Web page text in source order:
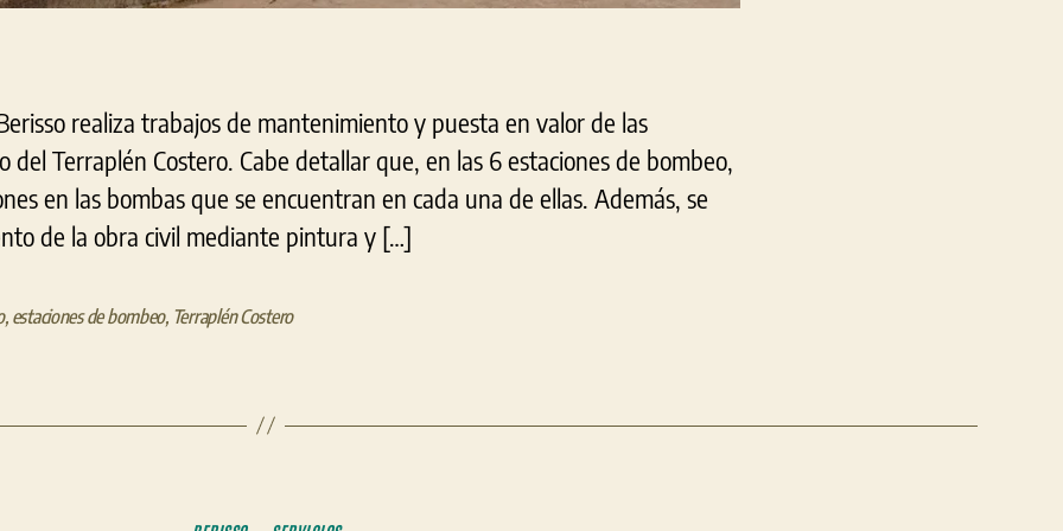
realiza trabajos de mantenimiento y puesta en valor de las
del Terraplén Costero. Cabe detallar que, en las 6 estaciones de bombeo,
en las bombas que se encuentran en cada una de ellas. Además, se
de la obra civil mediante pintura y […]
, estaciones de bombeo, Terraplén Costero
Categorías